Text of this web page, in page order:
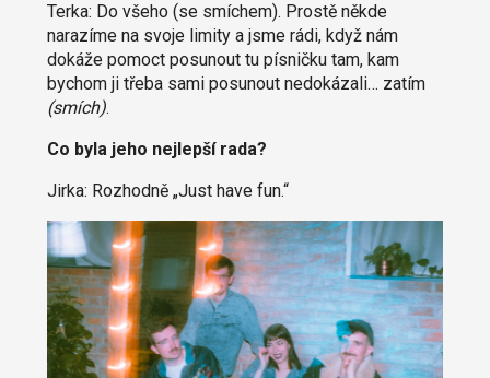
Terka: Do všeho (se smíchem). Prostě někde
narazíme na svoje limity a jsme rádi, když nám
dokáže pomoct posunout tu písničku tam, kam
bychom ji třeba sami posunout nedokázali… zatím
(smích).
Co byla jeho nejlepší rada?
Jirka: Rozhodně „Just have fun.“